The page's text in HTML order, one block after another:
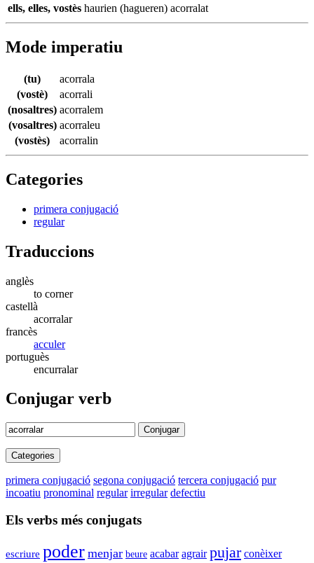
ells, elles, vostès haurien (hagueren) acorralat
Mode imperatiu
(tu)
acorrala
(vostè)
acorrali
(nosaltres) acorralem
(vosaltres) acorraleu
(vostès)
acorralin
Categories
primera conjugació
regular
Traduccions
anglès
to corner
castellà
acorralar
francès
acculer
portuguès
encurralar
Conjugar verb
Conjugar
Categories
primera conjugació segona conjugació tercera conjugació pur
incoatiu pronominal regular irregular defectiu
Els verbs més conjugats
escriure poder menjar beure acabar agrair pujar conèixer